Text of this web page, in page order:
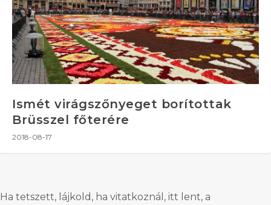
Ismét virágszőnyeget borítottak
Brüsszel főterére
2018-08-17
Ha tetszett, lájkold, ha vitatkoznál, itt lent, a